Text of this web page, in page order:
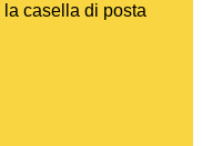
casella di posta